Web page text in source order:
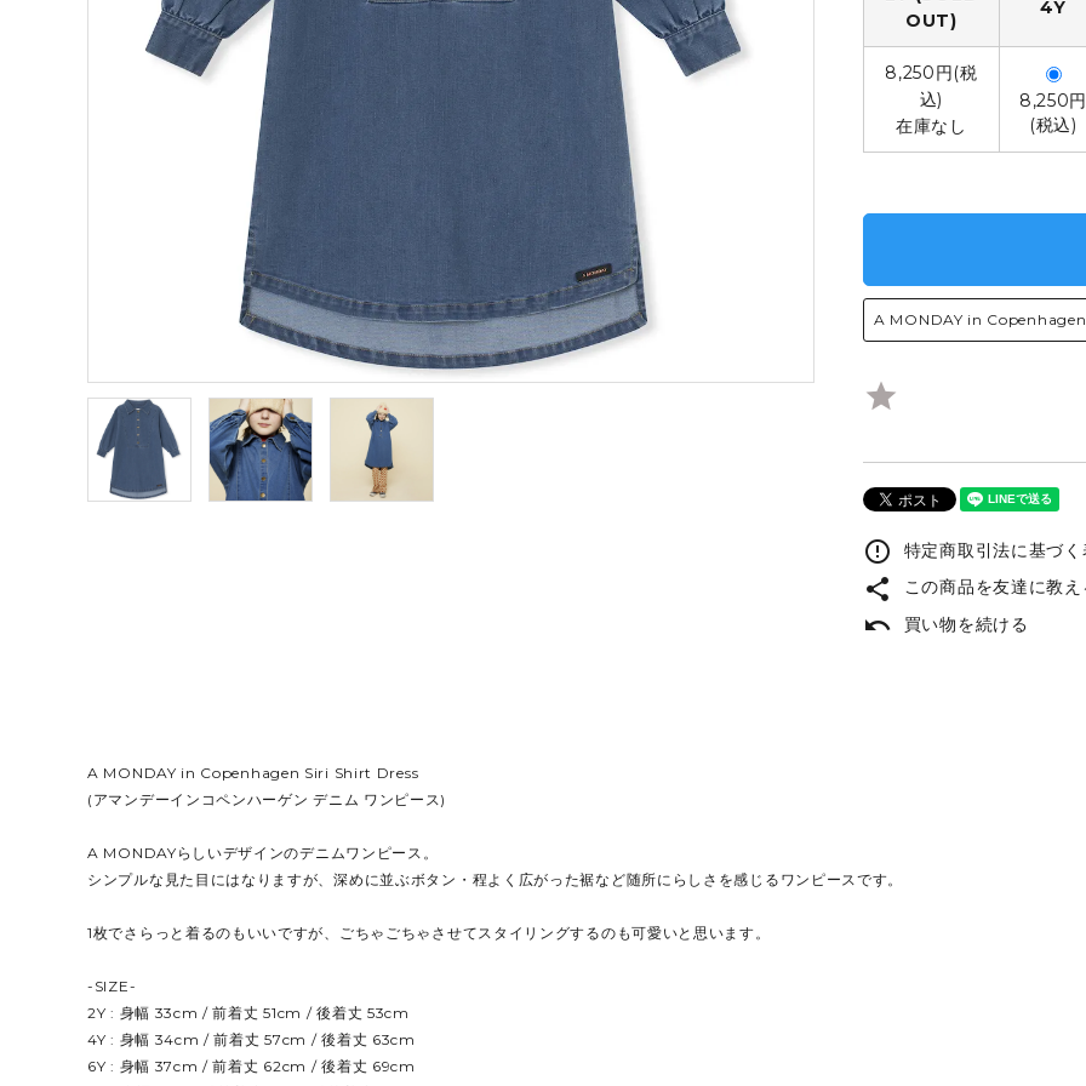
TOM&BOY VANS
VINTAGE / USED Other BRAND
OUT)
4Y
8,250円(税
込)
在庫なし
8,250
(税込)
A MONDAY in Copenhagen
star
error_outline 特定商取引法に基づ
share この商品を友達に教え
undo 買い物を続ける
A MONDAY in Copenhagen Siri Shirt Dress
(アマンデーインコペンハーゲン デニム ワンピース)
A MONDAYらしいデザインのデニムワンピース。
シンプルな見た目にはなりますが、深めに並ぶボタン・程よく広がった裾など随所にらしさを感じるワンピースです。
1枚でさらっと着るのもいいですが、ごちゃごちゃさせてスタイリングするのも可愛いと思います。
-SIZE-
2Y : 身幅 33cm / 前着丈 51cm / 後着丈 53cm
4Y : 身幅 34cm / 前着丈 57cm / 後着丈 63cm
6Y : 身幅 37cm / 前着丈 62cm / 後着丈 69cm